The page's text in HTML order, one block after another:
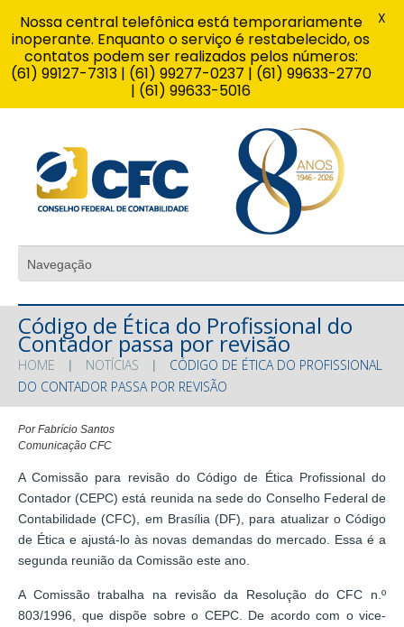
Código de Ética do Profissional do
Contador passa por revisão
HOME NOTÍCIAS
CÓDIGO DE ÉTICA DO PROFISSIONAL
DO CONTADOR PASSA POR REVISÃO
Por Fabrício Santos
Comunicação CFC
A Comissão para revisão do Código de Ética Profissional do
Contador (CEPC) está reunida na sede do Conselho Federal de
Contabilidade (CFC), em Brasília (DF), para atualizar o Código
de Ética e ajustá-lo às novas demandas do mercado. Essa é a
segunda reunião da Comissão este ano.
A Comissão trabalha na revisão da Resolução do CFC n.º
803/1996, que dispõe sobre o CEPC. De acordo com o vice-
Nossa central telefônica está temporariamente
inoperante. Enquanto o serviço é restabelecido, os
contatos podem ser realizados pelos números:
(61) 99127-7313 | (61) 99277-0237 | (61) 99633-2770
| (61) 99633-5016
X